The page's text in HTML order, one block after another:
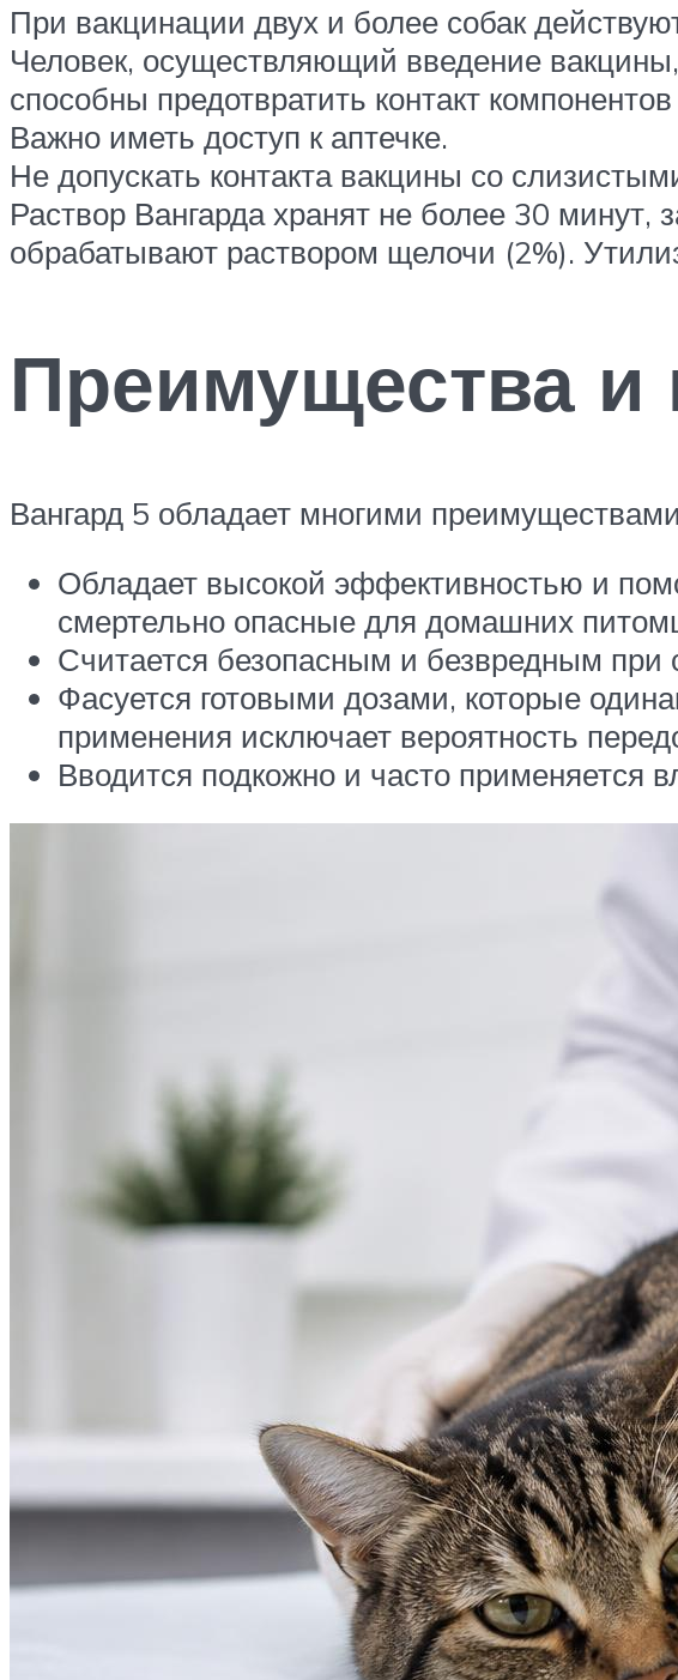
При вакцинации двух и более собак
Человек, осуществляющий введение
способны предотвратить контакт
Важно иметь доступ к аптечке.
Не допускать контакта вакцины со
Раствор Вангарда хранят не более 30
обрабатывают раствором щелочи (2%).
Преимущества и
Вангард 5 обладает многими
Обладает высокой эффективностью и
смертельно опасные для домашних
Считается безопасным и безвредным
Фасуется готовыми дозами, которые
применения исключает вероятность
Вводится подкожно и часто применяется